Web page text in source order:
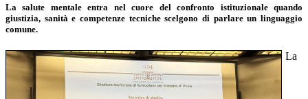
La salute mentale entra nel cuore del confronto istituzionale quando
giustizia, sanità e competenze tecniche scelgono di parlare un linguaggio
comune.
La